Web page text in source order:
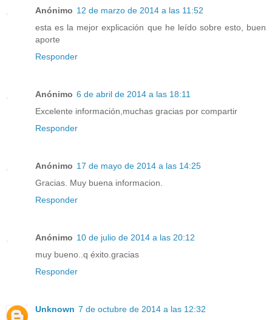
Anónimo 12 de marzo de 2014 a las 11:52
esta es la mejor explicación que he leído sobre esto, buen
aporte
Responder
Anónimo 6 de abril de 2014 a las 18:11
Excelente información,muchas gracias por compartir
Responder
Anónimo 17 de mayo de 2014 a las 14:25
Gracias. Muy buena informacion.
Responder
Anónimo 10 de julio de 2014 a las 20:12
muy bueno..q éxito.gracias
Responder
Unknown 7 de octubre de 2014 a las 12:32